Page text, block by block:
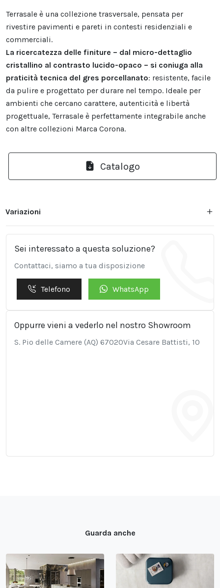
Terrasale è una collezione trasversale, pensata per
rivestire pavimenti e pareti in contesti residenziali e
commerciali.
La ricercatezza delle finiture – dal micro-dettaglio
cristallino al contrasto lucido-opaco – si coniuga alla
praticità tecnica del gres porcellanato: resistente, facile
da pulire e progettato per durare nel tempo. Ideale per
ambienti che cercano carattere, autenticità e libertà
progettuale, Terrasale è perfettamente integrabile anche
con altre collezioni Marca Corona.
Catalogo
Variazioni
Sei interessato a questa soluzione?
Contattaci, siamo a tua disposizione
Telefono WhatsApp
Oppurre vieni a vederlo nel nostro Showroom
S. Pio delle Camere (AQ) 67020Via Cesare Battisti, 10
Guarda anche